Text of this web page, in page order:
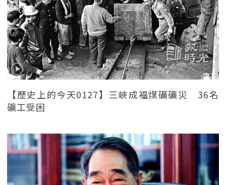
【歷史上的今天0127】三峽成福煤礦礦災 36名
礦工受困